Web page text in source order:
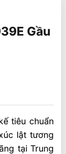
Gầu
tiêu chuẩn
lật tương
tại Trung